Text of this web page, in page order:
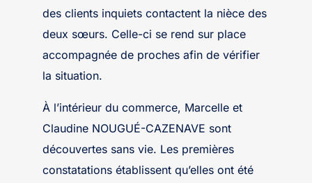
des clients inquiets contactent la nièce des
deux sœurs. Celle-ci se rend sur place
accompagnée de proches afin de vérifier
la situation.
À l’intérieur du commerce, Marcelle et
Claudine NOUGUÉ-CAZENAVE sont
découvertes sans vie. Les premières
constatations établissent qu’elles ont été